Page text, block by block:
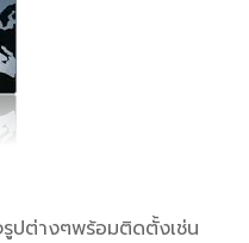
ปต่างๆพร้อมติดตั้งเช่น